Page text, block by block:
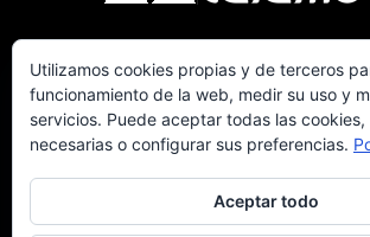
Telemotril, la Televisión Digital de
Tropical de Granada. Siguenos en
del 107.7 en OndaSur
Utilizamos cookies propias y de terceros
funcionamiento de la web, medir su uso y
servicios. Puede aceptar todas las
necesarias o configurar sus preferencias.
Aceptar todo